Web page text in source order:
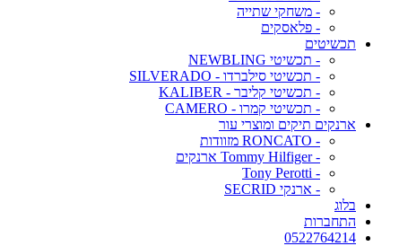
- משחקי שתייה
- פלאסקים
תכשיטים
- תכשיטי NEWBLING
- תכשיטי סילברדו - SILVERADO
- תכשיטי קליבר - KALIBER
- תכשיטי קמרו - CAMERO
ארנקים תיקים ומוצרי עור
- RONCATO מזוודות
- Tommy Hilfiger ארנקים
- Tony Perotti
- ארנקי SECRID
בלוג
התחברות
0522764214